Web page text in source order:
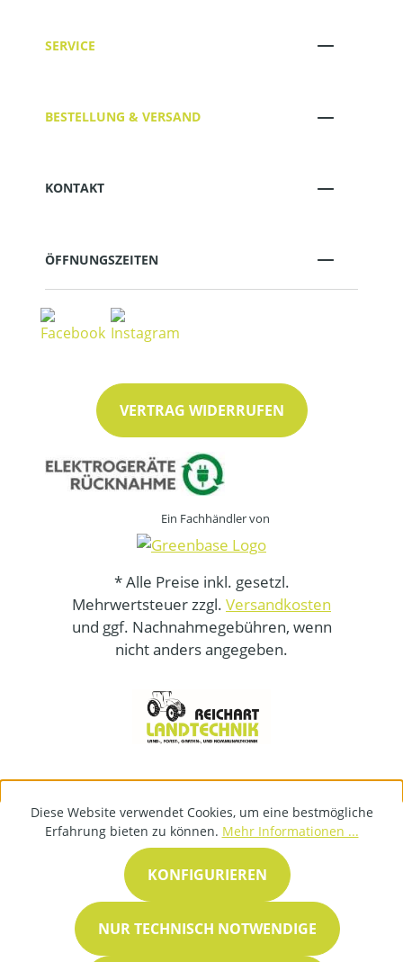
SERVICE
BESTELLUNG & VERSAND
KONTAKT
ÖFFNUNGSZEITEN
VERTRAG WIDERRUFEN
Ein Fachhändler von
* Alle Preise inkl. gesetzl.
Mehrwertsteuer zzgl. Versandkosten
und ggf. Nachnahmegebühren, wenn
nicht anders angegeben.
Diese Website verwendet Cookies, um eine bestmögliche
Erfahrung bieten zu können. Mehr Informationen ...
NUR TECHNISCH NOTWENDIGE
KONFIGURIEREN